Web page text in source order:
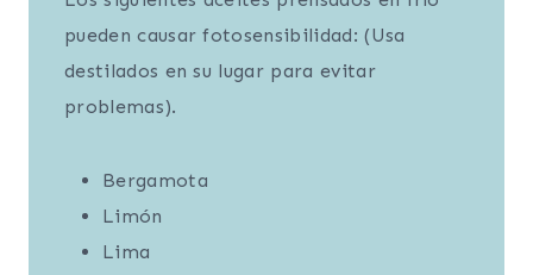
pueden causar fotosensibilidad: (Usa
destilados en su lugar para evitar
problemas).
Bergamota
Limón
Lima